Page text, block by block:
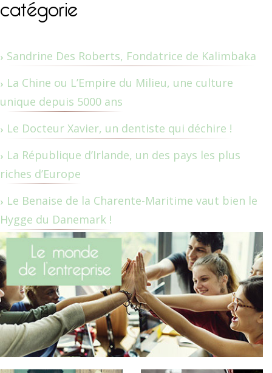
Sandrine Des Roberts, Fondatrice de Kalimbaka
La Chine ou L’Empire du Milieu, une culture
unique depuis 5000 ans
Le Docteur Xavier, un dentiste qui déchire !
La République d’Irlande, un des pays les plus
riches d’Europe
Le Benaise de la Charente-Maritime vaut bien le
Hygge du Danemark !